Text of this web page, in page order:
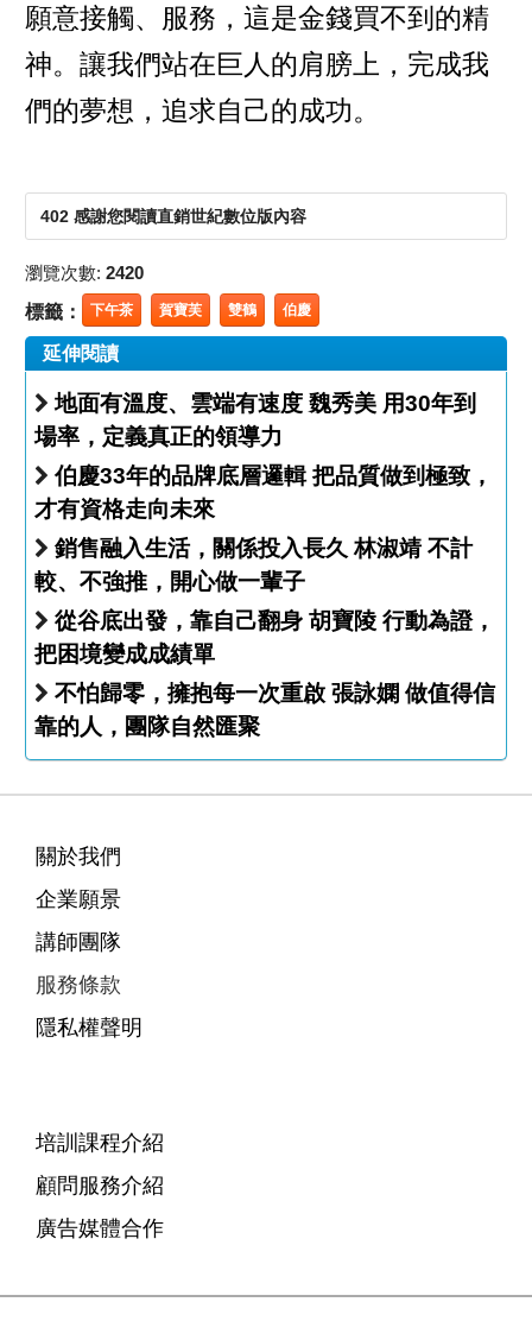
願意接觸、服務，這是金錢買不到的精
神。讓我們站在巨人的肩膀上，完成我
們的夢想，追求自己的成功。
402 感謝您閱讀直銷世紀數位版內容
瀏覽次數: 2420
標籤： 下午茶 賀寶芙 雙鶴 伯慶
延伸閱讀
地面有溫度、雲端有速度 魏秀美 用30年到
場率，定義真正的領導力
伯慶33年的品牌底層邏輯 把品質做到極致，
才有資格走向未來
銷售融入生活，關係投入長久 林淑靖 不計
較、不強推，開心做一輩子
從谷底出發，靠自己翻身 胡寶陵 行動為證，
把困境變成成績單
不怕歸零，擁抱每一次重啟 張詠嫻 做值得信
靠的人，團隊自然匯聚
關於我們
企業願景
講師團隊
服務條款
隱私權聲明
培訓課程介紹
顧問服務介紹
廣告媒體合作